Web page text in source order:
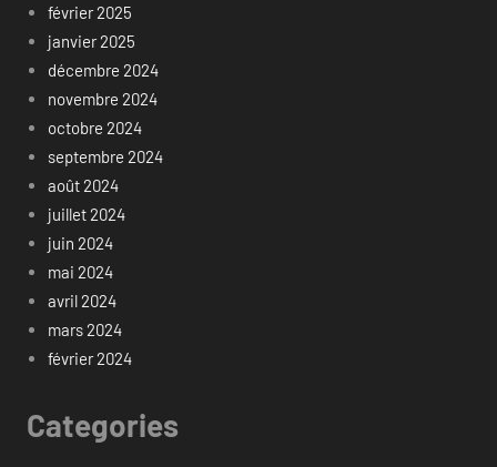
février 2025
janvier 2025
décembre 2024
novembre 2024
octobre 2024
septembre 2024
août 2024
juillet 2024
juin 2024
mai 2024
avril 2024
mars 2024
février 2024
Categories